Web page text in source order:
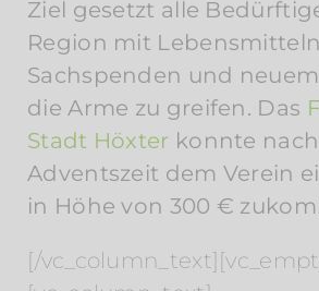
Ziel gesetzt alle
Region mit
Sachspenden und
die Arme zu greifen. Das
Stadt Höxter konnte
Adventszeit dem Verein
in Höhe von 300 €
[/